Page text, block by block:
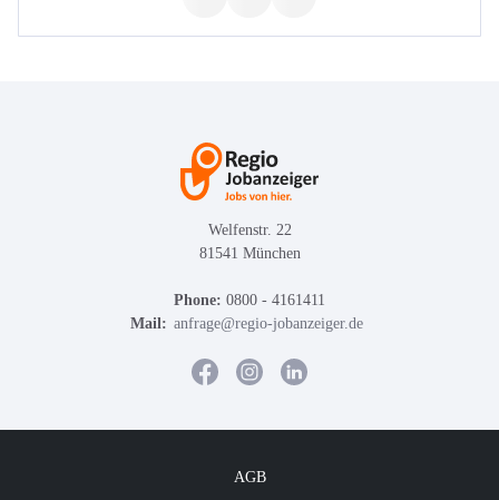
Welfenstr. 22
81541 München
Phone: 0800 - 4161411
Mail: anfrage@regio-jobanzeiger.de
AGB